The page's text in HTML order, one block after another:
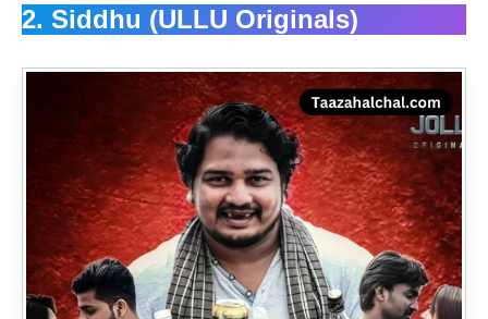
2. Siddhu (ULLU Originals)